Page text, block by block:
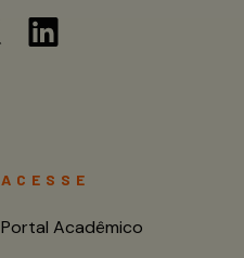
ACESSE
Portal Acadêmico